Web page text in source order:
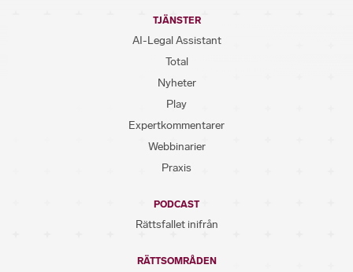
TJÄNSTER
AI-Legal Assistant
Total
Nyheter
Play
Expertkommentarer
Webbinarier
Praxis
PODCAST
Rättsfallet inifrån
RÄTTSOMRÅDEN